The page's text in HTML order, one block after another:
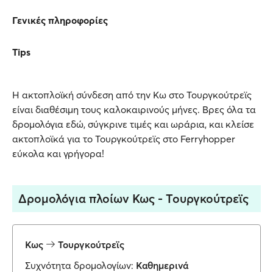
Γενικές πληροφορίες
Tips
H ακτοπλοϊκή σύνδεση από την Κω στο Τουργκούτρεϊς
είναι διαθέσιμη τους καλοκαιρινούς μήνες. Βρες όλα τα
δρομολόγια εδώ, σύγκρινε τιμές και ωράρια, και κλείσε
ακτοπλοϊκά για το Τουργκούτρεϊς στο Ferryhopper
εύκολα και γρήγορα!
Δρομολόγια πλοίων Κως - Τουργκούτρεϊς
Κως
Τουργκούτρεϊς
Συχνότητα δρομολογίων: Καθημερινά